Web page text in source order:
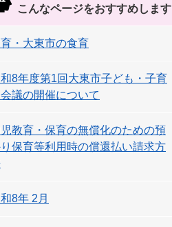
こんなページをおすすめします
・大東市の食育
8年度第1回大東市子ども・子育
議の開催について
教育・保育の無償化のための預
保育等利用時の償還払い請求方
8年 2月